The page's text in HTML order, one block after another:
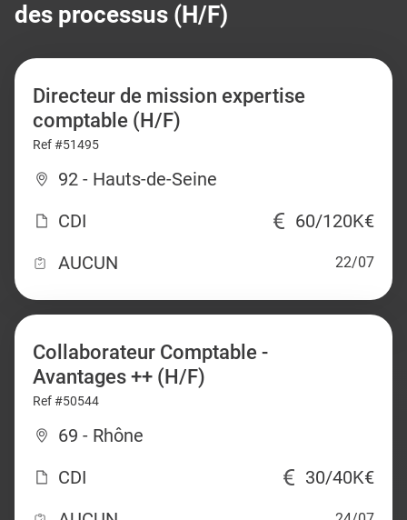
des processus (H/F)
Directeur de mission expertise
comptable (H/F)
Ref #51495
92 - Hauts-de-Seine
CDI
60/120K€
AUCUN
22/07
Collaborateur Comptable -
Avantages ++ (H/F)
Ref #50544
69 - Rhône
CDI
30/40K€